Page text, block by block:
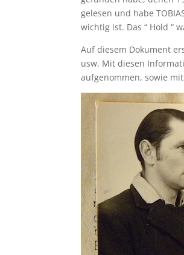
gelesen und habe
wichtig ist. Das “ Hold “
Auf diesem Dokument
usw. Mit diesen
aufgenommen, sowie